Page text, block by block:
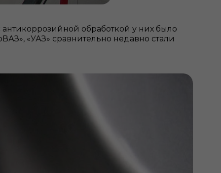
обработкой у них было
«УАЗ» сравнительно недавно стали